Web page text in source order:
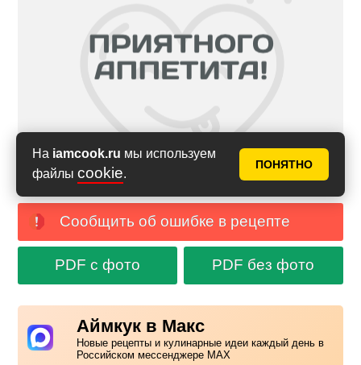
На iamcook.ru мы используем
файлы cookie.
ПОНЯТНО
Сообщить об ошибке в рецепте
PDF с фото PDF без фото
Аймкук в Макс
Новые рецепты и кулинарные идеи каждый день в
Российском мессенджере MAX